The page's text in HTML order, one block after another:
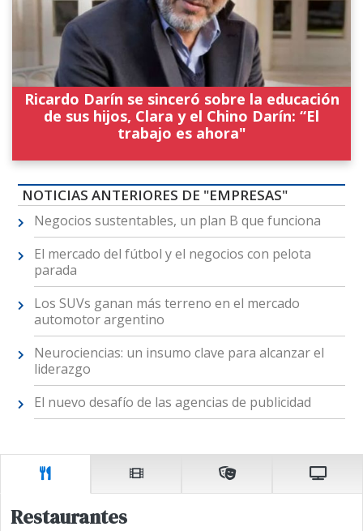
Ricardo Darín se sinceró sobre la educación
de sus hijos, Clara y el Chino Darín: “El
trabajo es ahora"
NOTICIAS ANTERIORES DE "EMPRESAS"
Negocios sustentables, un plan B que funciona
El mercado del fútbol y el negocios con pelota
parada
Los SUVs ganan más terreno en el mercado
automotor argentino
Neurociencias: un insumo clave para alcanzar el
liderazgo
El nuevo desafío de las agencias de publicidad
Restaurantes